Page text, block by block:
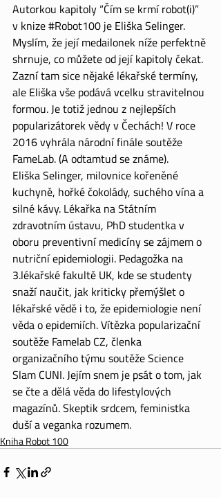
Autorkou kapitoly “Čím se krmí robot(i)”
v knize #Robot100 je Eliška Selinger.
Myslím, že její medailonek níže perfektně
shrnuje, co můžete od její kapitoly čekat.
Zazní tam sice nějaké lékařské termíny,
ale Eliška vše podává vcelku stravitelnou
formou. Je totiž jednou z nejlepších
popularizátorek vědy v Čechách! V roce
2016 vyhrála národní finále soutěže
FameLab. (A odtamtud se známe).
Eliška Selinger, milovnice kořeněné
kuchyně, hořké čokolády, suchého vína a
silné kávy. Lékařka na Státním
zdravotním ústavu, PhD studentka v
oboru preventivní medicíny se zájmem o
nutriční epidemiologii. Pedagožka na
3.lékařské fakultě UK, kde se studenty
snaží naučit, jak kriticky přemýšlet o
lékařské vědě i to, že epidemiologie není
věda o epidemiích. Vítězka popularizační
soutěže Famelab CZ, členka
organizačního týmu soutěže Science
Slam CUNI. Jejím snem je psát o tom, jak
se čte a dělá věda do lifestylových
magazínů. Skeptik srdcem, feministka
duší a veganka rozumem.
Kniha Robot 100